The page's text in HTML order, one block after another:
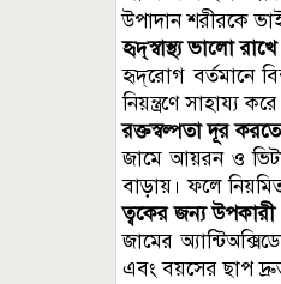
উপাদান শরীরকে
হৃদ্‌স্বাস্থ্য ভালো রাখে
হৃদ্‌রোগ বর্তমানে
নিয়ন্ত্রণে সাহায্য
রক্তস্বল্পতা দূর
জামে আয়রন ও
বাড়ায়। ফলে
ত্বকের জন্য উপকারী
জামের
এবং বয়সের ছাপ